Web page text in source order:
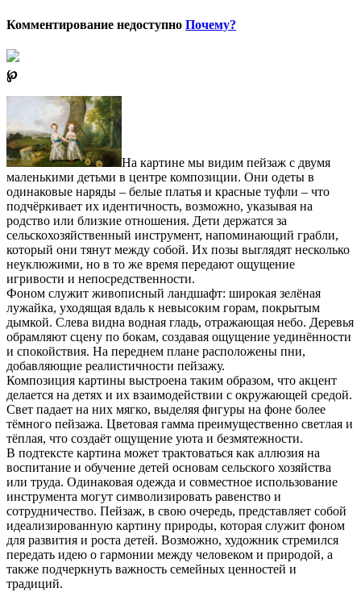
Комментирование недоступно Почему?
℘
На картине мы видим пейзаж с двумя
маленькими детьми в центре композиции. Они одеты в
одинаковые наряды – белые платья и красные туфли – что
подчёркивает их идентичность, возможно, указывая на
родство или близкие отношения. Дети держатся за
сельскохозяйственный инструмент, напоминающий грабли,
который они тянут между собой. Их позы выглядят несколько
неуклюжими, но в то же время передают ощущение
игривости и непосредственности.
Фоном служит живописный ландшафт: широкая зелёная
лужайка, уходящая вдаль к невысоким горам, покрытым
дымкой. Слева видна водная гладь, отражающая небо. Деревья
обрамляют сцену по бокам, создавая ощущение уединённости
и спокойствия. На переднем плане расположены пни,
добавляющие реалистичности пейзажу.
Композиция картины выстроена таким образом, что акцент
делается на детях и их взаимодействии с окружающей средой.
Свет падает на них мягко, выделяя фигуры на фоне более
тёмного пейзажа. Цветовая гамма преимущественно светлая и
тёплая, что создаёт ощущение уюта и безмятежности.
В подтексте картина может трактоваться как аллюзия на
воспитание и обучение детей основам сельского хозяйства
или труда. Одинаковая одежда и совместное использование
инструмента могут символизировать равенство и
сотрудничество. Пейзаж, в свою очередь, представляет собой
идеализированную картину природы, которая служит фоном
для развития и роста детей. Возможно, художник стремился
передать идею о гармонии между человеком и природой, а
также подчеркнуть важность семейных ценностей и
традиций.